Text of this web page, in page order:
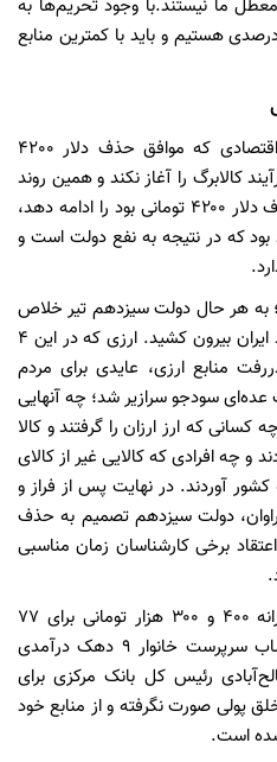
ما نیستند.با وجود تحریم‌ها به
هستیم و باید با کمترین منابع
وحید شقاقی شهری، کارشناس اقتصادی که موافق حذف دلار 4200
کالابرگ را آغاز نکند و همین روند
پرداخت یارانه اخیر که ناشی از حذف دلار ۴۲۰۰ تومانی بود را ادامه دهد،
سال ۱۴۰۱ خواهد بود که در نتیجه به نفع دولت است و
به هر حال دولت سیزدهم تیر خلاص
را زد و ارز ۴۲۰۰ تومانی را از اقتصاد ایران بیرون کشید. ارزی که در این ۴
منابع ارزی، عایدی برای مردم
سودجو سرازیر شد؛ چه آنهایی
کسانی که ارز ارزان را گرفتند و کالا
و چه افرادی که کالایی غیر از کالای
آوردند. در نهایت پس از فراز و
دولت سیزدهم تصمیم به حذف
به اعتقاد برخی کارشناسان زمان مناسبی
برهمین اساس دولت به تازگی یارانه ۴۰۰ و ۳۰۰ هزار تومانی برای ۷۷
میلیون نفر درنظر گرفت و به حساب سرپرست خانوار ۹ دهک درآمدی
رئیس کل بانک مرکزی برای
پولی صورت نگرفته و از منابع خود
است.